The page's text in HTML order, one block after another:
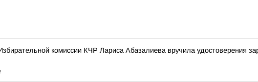
комиссии КЧР Лариса Абазалиева вручила удостоверения